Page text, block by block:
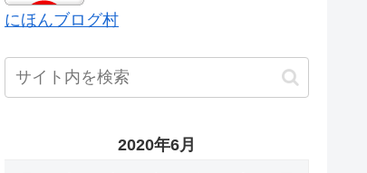
にほんブログ村
2020年6月